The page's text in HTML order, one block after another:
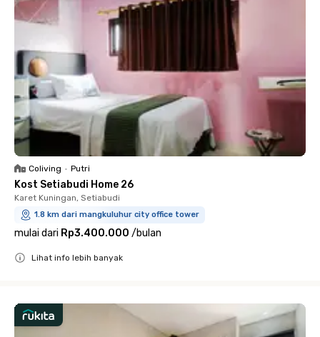
Coliving • Putri
Kost Setiabudi Home 26
Karet Kuningan, Setiabudi
1.8 km dari mangkuluhur city office tower
mulai dari Rp3.400.000 /bulan
Lihat info lebih banyak